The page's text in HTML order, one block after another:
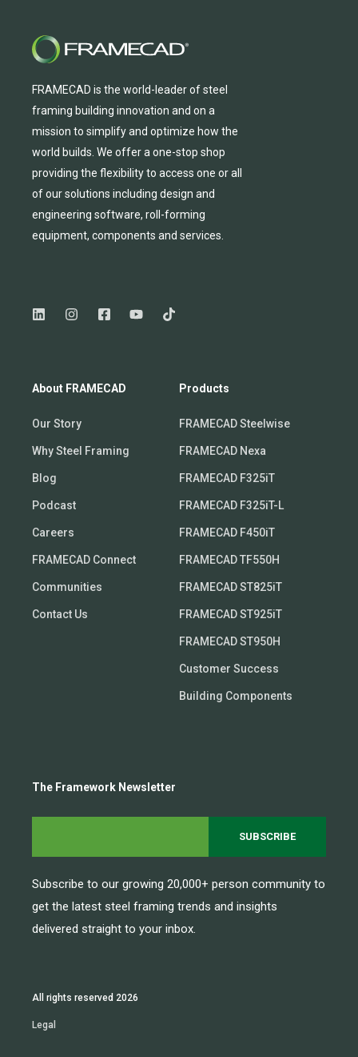
FRAMECAD is the world-leader of steel
framing building innovation and on a
mission to simplify and optimize how the
world builds. We offera one-stop shop
providing the flexibility to access one orall
ofour solutions including design and
engineering software, roll-forming
equipment, components and services.
About FRAMECAD
Our Story
Why Steel Framing
Blog
Podcast
Careers
FRAMECAD Connect
Communities
Contact Us
Products
FRAMECAD Steelwise
FRAMECAD Nexa
FRAMECAD F325iT
FRAMECAD F325iT-L
FRAMECAD F450iT
FRAMECAD TF550H
FRAMECAD ST825iT
FRAMECAD ST925iT
FRAMECAD ST950H
Customer Success
Building Components
The Framework Newsletter
Subscribe to our growing 20,000+ person community to
get the latest steel framing trends and insights
delivered straight to your inbox.
All rights reserved 2026
Legal